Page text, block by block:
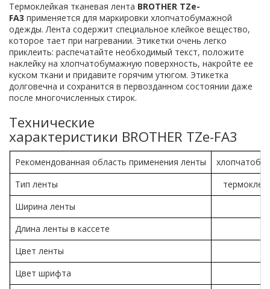
Термоклейкая тканевая лента BROTHER TZe-
FA3 применяется для маркировки хлопчатобумажной
одежды. Лента содержит специальное клейкое вещество,
которое тает при нагревании. Этикетки очень легко
приклеить: распечатайте необходимый текст, положите
наклейку на хлопчатобумажную поверхность, накройте ее
куском ткани и придавите горячим утюгом. Этикетка
долговечна и сохранится в первозданном состоянии даже
после многочисленных стирок.
Технические
характеристики BROTHER TZe-FA3
Рекомендованная область применения ленты
Тип ленты
Ширина ленты
Длина ленты в кассете
Цвет ленты
Цвет шрифта